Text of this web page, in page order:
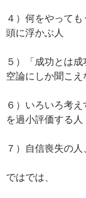
４）何をやって
頭に浮かぶ人
５）「成功とは
空論にしか聞こえ
６）いろいろ考
を過小評価する人
７）自信喪失の
ではでは、